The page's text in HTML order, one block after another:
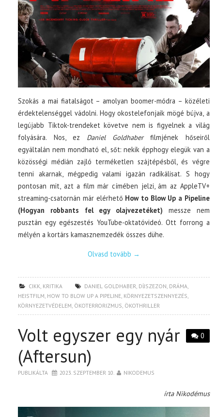
Szokás a mai fiatalságot – amolyan boomer-módra – közéleti
érdektelenséggel vádolni. Hogy okostelefonjaik mögé bújva, a
legújabb Tiktok-trendeket követve nem is figyelnek a világ
folyására. Nos, ez Daniel Goldhaberfilmjének hőseiről
egyáltalán nem mondható el, sőt: nekik épphogy elegük van a
közösségi médián zajló terméketlen szájtépésből, és végre
tenni akarnak, mégpedig valami igazán radikálisat. S hogy
pontosan mit, azt a film már címében jelzi, ám az AppleTV+
streaming-csatornán már elérhető How to Blow Up a Pipeline
(Hogyan robbants fel egy olajvezetéket) messze nem
pusztán egy egészestés YouTube-oktatóvideó. Ott forrong a
mélyén a kortárs kamasznemzedék összes dühe.
Olvasd tovább →
CIKK, KRITIKA DANIEL GOLDHABER, DÍJSZEZON, DRÁMA,
HEISTFILM, HOW TO BLOW UP A PIPELINE, KÖRNYEZETSZENNYEZÉS,
KÖRNYEZETVÉDELEM, ÖKOTERRORIZMUS, ÖKOTHRILLER
0
Volt egyszer egy nyár
(Aftersun)
PUBLIKÁLTA 2023. SZEPTEMBER 10. NIKODEMUS
írta Nikodémus